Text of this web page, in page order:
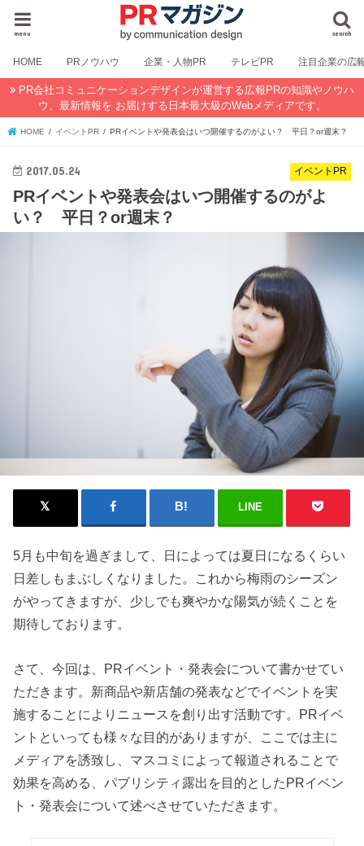
search
menu
HOME PRノウハウ 企業・人物PR テレビPR 注目企業の広
PR会社コミュニケーションデザインが運営する広報PRの知識やノウハ
ウ、最新情報を お届けする日本最大級のWebメディアです。
HOME イベントPR PRイベントや発表会はいつ開催するのがよい？ 平日？or週末？
イベントPR
2017.05.24
PRイベントや発表会はいつ開催するのがよ
い？ 平日？or週末？
LINE
5月も中旬を過ぎまして、日によっては夏日になるくらい
日差しもまぶしくなりました。これから梅雨のシーズン
がやってきますが、少しでも爽やかな陽気が続くことを
期待しております。
さて、今回は、PRイベント・発表会について書かせてい
ただきます。新商品や新店舗の発表などでイベントを実
施することによりニュースを創り出す活動です。PRイベ
ントといっても様々な目的がありますが、ここでは主に
メディアを誘致し、マスコミによって報道されることで
効果を高める、パブリシティ露出を目的としたPRイベン
ト・発表会について述べさせていただきます。